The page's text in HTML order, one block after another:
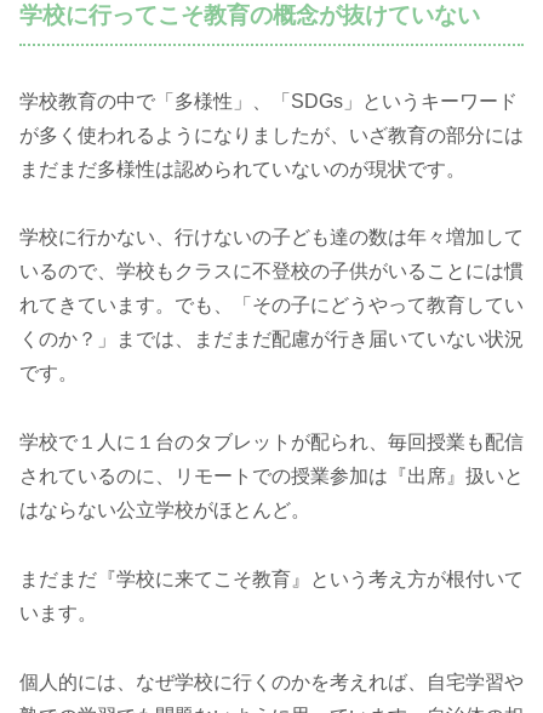
学校に行ってこそ教育の概念が抜けていない
学校教育の中で「多様性」、「SDGs」というキーワード
が多く使われるようになりましたが、いざ教育の部分には
まだまだ多様性は認められていないのが現状です。
学校に行かない、行けないの子ども達の数は年々増加して
いるので、学校もクラスに不登校の子供がいることには慣
れてきています。でも、「その子にどうやって教育してい
くのか？」までは、まだまだ配慮が行き届いていない状況
です。
学校で１人に１台のタブレットが配られ、毎回授業も配信
されているのに、リモートでの授業参加は『出席』扱いと
はならない公立学校がほとんど。
まだまだ『学校に来てこそ教育』という考え方が根付いて
います。
個人的には、なぜ学校に行くのかを考えれば、自宅学習や